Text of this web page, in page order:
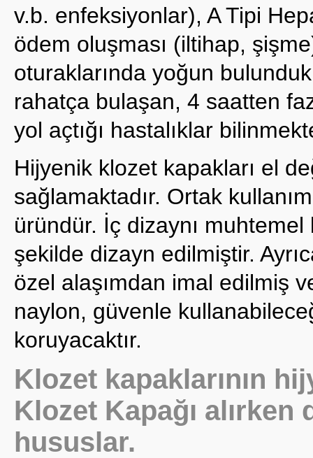
v.b. enfeksiyonlar), A Tipi
ödem oluşması (iltihap,
oturaklarında yoğun
rahatça bulaşan, 4 saatten
yol açtığı hastalıklar
Hijyenik klozet kapakları el
sağlamaktadır. Ortak
üründür. İç dizaynı
şekilde dizayn edilmiştir.
özel alaşımdan imal edilmiş
naylon, güvenle
koruyacaktır.
Klozet kapaklarının
Klozet Kapağı
hususlar.